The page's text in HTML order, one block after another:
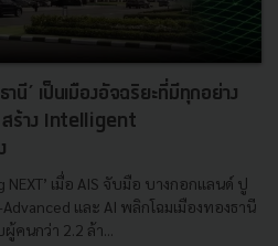
านี’ เป็นเมืองอัจฉริยะที่มีทุกอย่าง
สร้าง Intelligent
NEXT’ เมื่อ AIS จับมือ บางกอกแลนด์ ปู
และ AI พลิกโฉมเมืองทองธานี
คนกว่า 2.2 ล้า...